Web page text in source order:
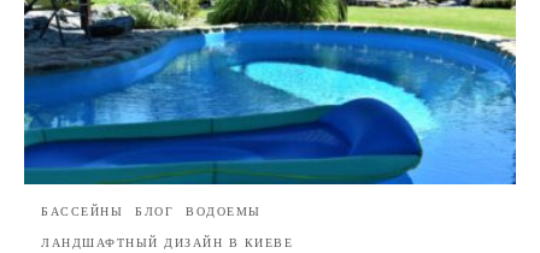
БАССЕЙНЫ БЛОГ ВОДОЕМЫ
ЛАНДШАФТНЫЙ ДИЗАЙН В КИЕВЕ